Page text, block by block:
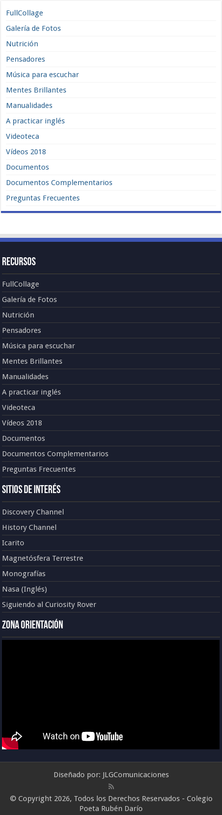
FullCollage
Galería de Fotos
Nutrición
Pensadores
Música para escuchar
Mentes Brillantes
Manualidades
A practicar inglés
Videoteca
Vídeos 2018
Documentos
Documentos Complementarios
Preguntas Frecuentes
Recursos
FullCollage
Galería de Fotos
Nutrición
Pensadores
Música para escuchar
Mentes Brillantes
Manualidades
A practicar inglés
Videoteca
Vídeos 2018
Documentos
Documentos Complementarios
Preguntas Frecuentes
Sitios de Interés
Discovery Channel
History Channel
Icarito
Magnetósfera Terrestre
Monografías
Nasa (Inglés)
Siguiendo al Curiosity Rover
Zona Orientación
Diseñado por: JLGComunicaciones
© Copyright 2026, Todos los Derechos Reservados - Colegio
Poeta Rubén Darío